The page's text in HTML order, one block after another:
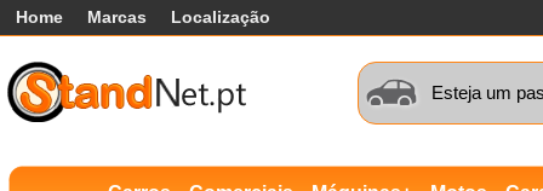
Home Marcas Localização
Esteja um